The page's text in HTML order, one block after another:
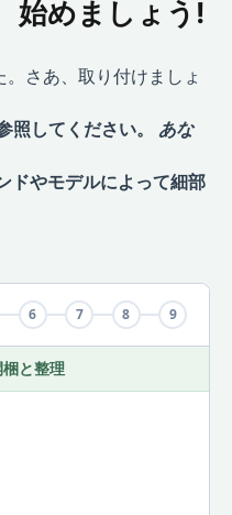
始めましょう!
さあ、取り付けましょ
照してください。 あな
ドやモデルによって細部
6 7 8 9
と整理